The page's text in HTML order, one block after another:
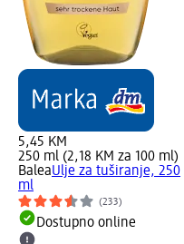
5,45 KM
250 ml (2,18 KM za 100 ml)
BaleaUlje za tuširanje, 250
ml
(233)
Dostupno online